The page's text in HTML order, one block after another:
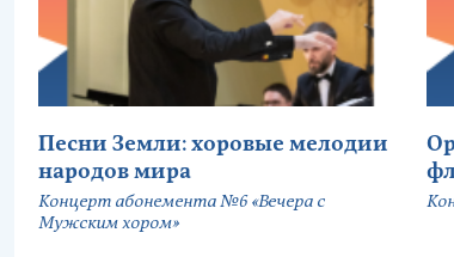
Песни Земли: хоровые мелодии
народов мира
Концерт абонемента №6 «Вечера с
Мужским хором»